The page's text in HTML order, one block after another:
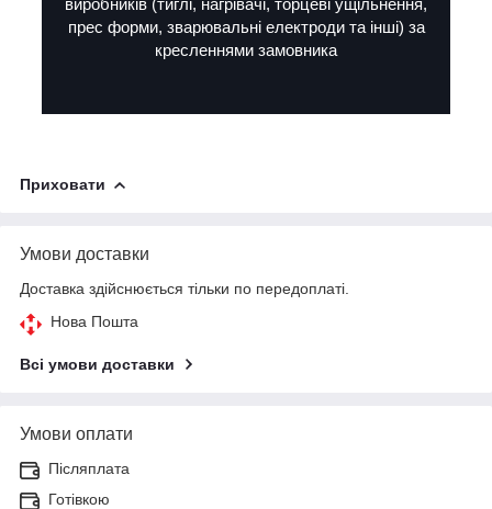
прес форми, зварювальні електроди та інші) за
кресленнями замовника
Приховати
Умови доставки
Доставка здійснюється тільки по передоплаті.
Нова Пошта
Всі умови доставки
Умови оплати
Післяплата
Готівкою